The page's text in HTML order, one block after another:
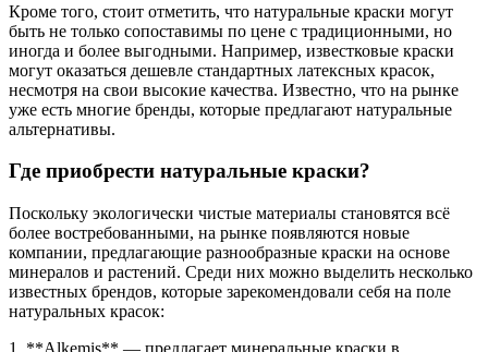
Кроме того, стоит отметить, что натуральные краски могут
быть не только сопоставимы по цене с традиционными, но
иногда и более выгодными. Например, известковые краски
могут оказаться дешевле стандартных латексных красок,
несмотря на свои высокие качества. Известно, что на рынке
уже есть многие бренды, которые предлагают натуральные
альтернативы.
Где приобрести натуральные краски?
Поскольку экологически чистые материалы становятся всё
более востребованными, на рынке появляются новые
компании, предлагающие разнообразные краски на основе
минералов и растений. Среди них можно выделить несколько
известных брендов, которые зарекомендовали себя на поле
натуральных красок:
1. **Alkemis** — предлагает минеральные краски в